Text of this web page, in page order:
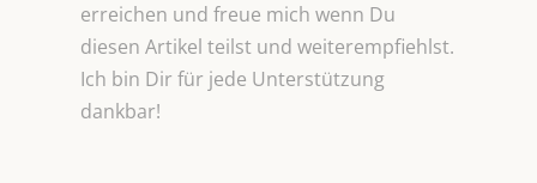
erreichen und freue mich wenn Du
diesen Artikel teilst und weiterempfiehlst.
Ich bin Dir für jede Unterstützung
dankbar!